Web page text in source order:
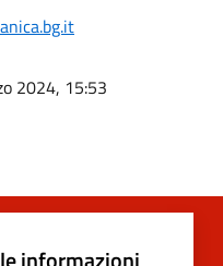
2024, 15:53